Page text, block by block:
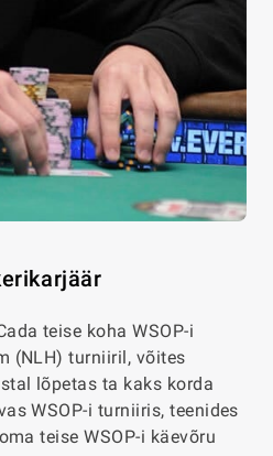
teise koha WSOP-i
(NLH) turniiril, võites
lõpetas ta kaks korda
WSOP-i turniiris, teenides
teise WSOP-i käevõru